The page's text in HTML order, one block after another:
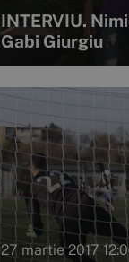
INTERVIU.
Gabi Giurgiu
27 martie 2017